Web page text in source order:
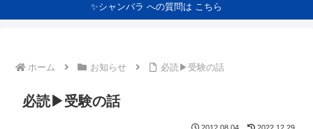
✨シャンバラ への質問は こちら
ホーム お知らせ 必読▶受験の話
必読▶受験の話